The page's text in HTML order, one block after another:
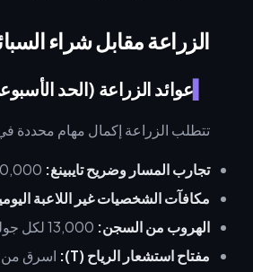
الزراعة مقابل شراء
عوائد الزراعة (الحد الأسبوعي
تتطلب الزراعة إكمال مهام محددة في
تجارب المسار وضريح تايبينغ:
مكافآت الشخصيات غير اللاعبة
الهروب من السجن:
مفتاح استشعار الرياح (T):
اسرق من